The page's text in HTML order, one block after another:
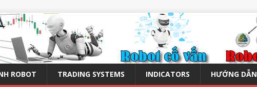
ROBOT TRADING SYSTEMS INDICATORS HƯỚNG DẪN